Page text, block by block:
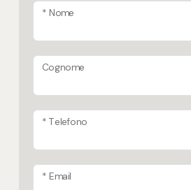
* Nome
Cognome
* Telefono
* Email